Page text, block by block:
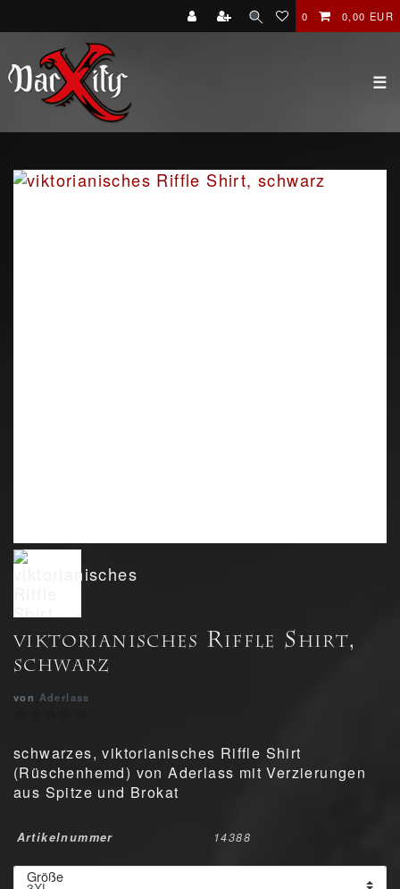
0 0,00 EUR
☰
viktorianisches Riffle Shirt,
schwarz
von Aderlass
schwarzes, viktorianisches Riffle Shirt
(Rüschenhemd) von Aderlass mit Verzierungen
aus Spitze und Brokat
Artikelnummer 14388
Größe